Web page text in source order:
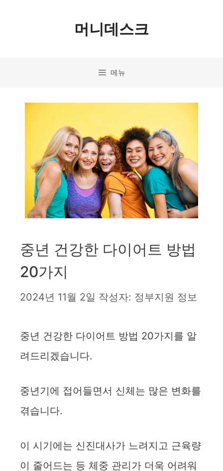
머니데스크
메뉴
중년 건강한 다이어트 방법
20가지
2024년 11월 2일 작성자: 정부지원 정보
중년 건강한 다이어트 방법 20가지를 알
려드리겠습니다.
중년기에 접어들면서 신체는 많은 변화를
겪습니다.
이 시기에는 신진대사가 느려지고 근육량
이 줄어드는 등 체중 관리가 더욱 어려워